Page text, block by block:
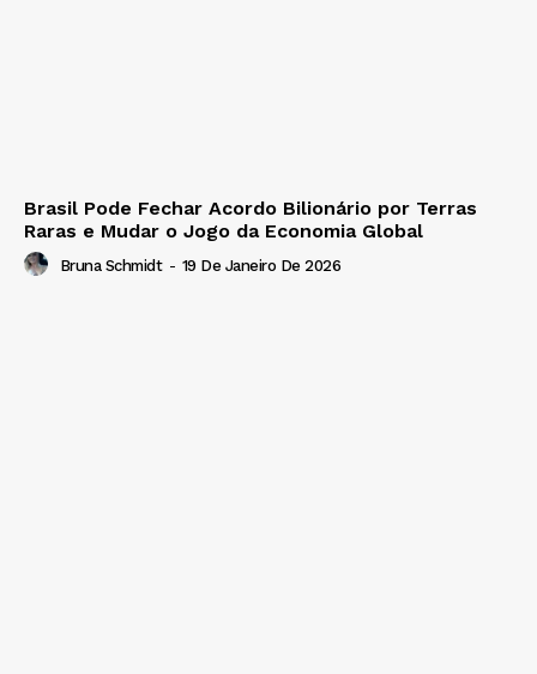
Brasil Pode Fechar Acordo Bilionário por Terras
Raras e Mudar o Jogo da Economia Global
Bruna Schmidt - 19 De Janeiro De 2026